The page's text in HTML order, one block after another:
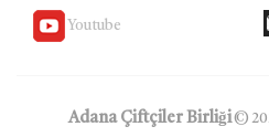
Youtube
Adana Çiftçiler Birliği©